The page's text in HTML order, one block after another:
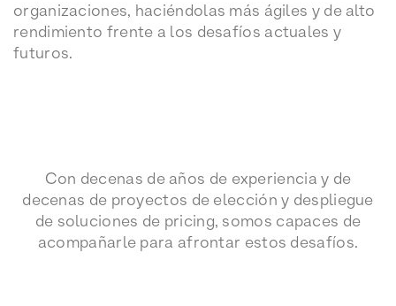
organizaciones, haciéndolas más ágiles y de alto
rendimiento frente a los desafíos actuales y
futuros.
Con decenas de años de experiencia y de
decenas de proyectos de elección y despliegue
de soluciones de pricing, somos capaces de
acompañarle para afrontar estos desafíos.